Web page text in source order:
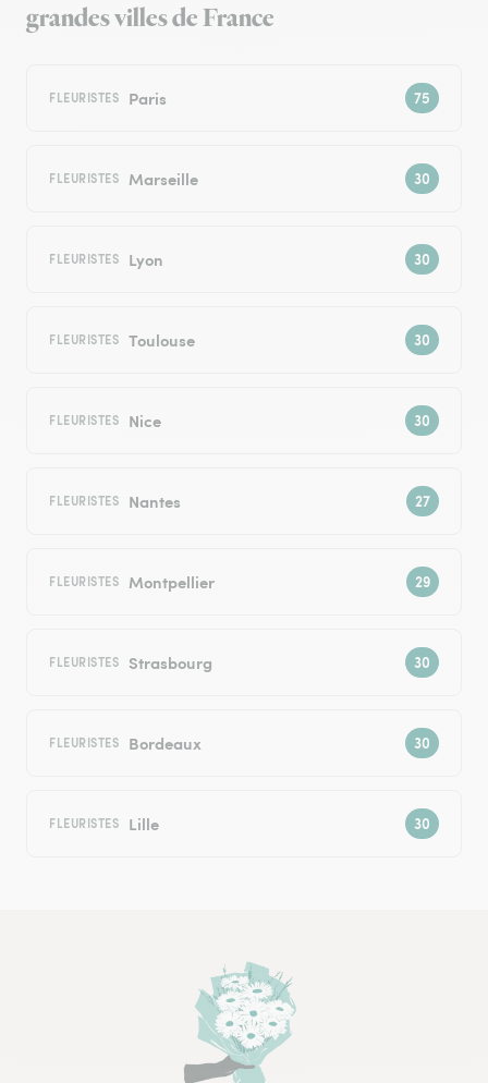
grandes villes de France
FLEURISTES Paris
FLEURISTES Marseille
FLEURISTES Lyon
FLEURISTES Toulouse
FLEURISTES Nice
FLEURISTES Nantes
FLEURISTES Montpellier
FLEURISTES Strasbourg
FLEURISTES Bordeaux
FLEURISTES Lille